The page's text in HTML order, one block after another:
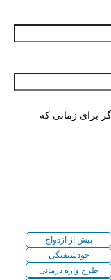
برای زمانی که
پیش از ازدواج
خودشیفتگی
طرح واره درمانی